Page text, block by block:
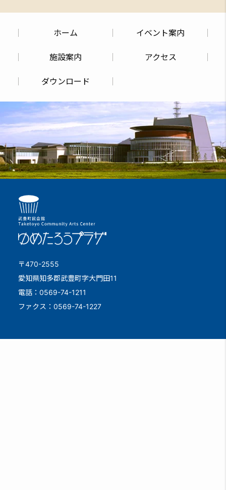
ホーム イベント案内
施設案内 アクセス
ダウンロード
〒470-2555
愛知県知多郡武豊町字大門田11
電話：0569-74-1211
ファクス：0569-74-1227